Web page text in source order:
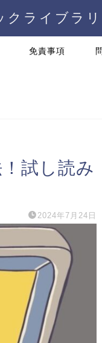
クライブラリ
免責事項
試し読み
2024年7月24日